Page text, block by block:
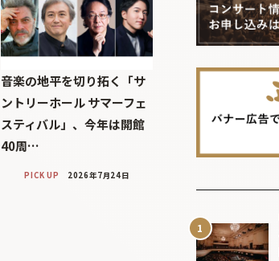
音楽の地平を切り拓く「サ
ントリーホール サマーフェ
スティバル」、今年は開館
40周…
PICK UP 2026年7月24日